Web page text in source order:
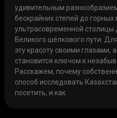
удивительным
бескрайних степей до горных
ультрасовременной столицы
Великого шёлкового пути.
эту красоту своими глазами,
становится ключом к
Расскажем, почему
способ исследовать
посетить, и как